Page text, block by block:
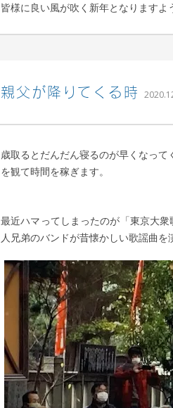
皆様に良い風が吹く新年となりますよ
親父が降りてくる時
歳取るとだんだん寝るのが早くなっ
を観て時間を稼ぎます。
最近ハマってしまったのが「東京大
人兄弟のバンドが昔懐かしい歌謡曲を